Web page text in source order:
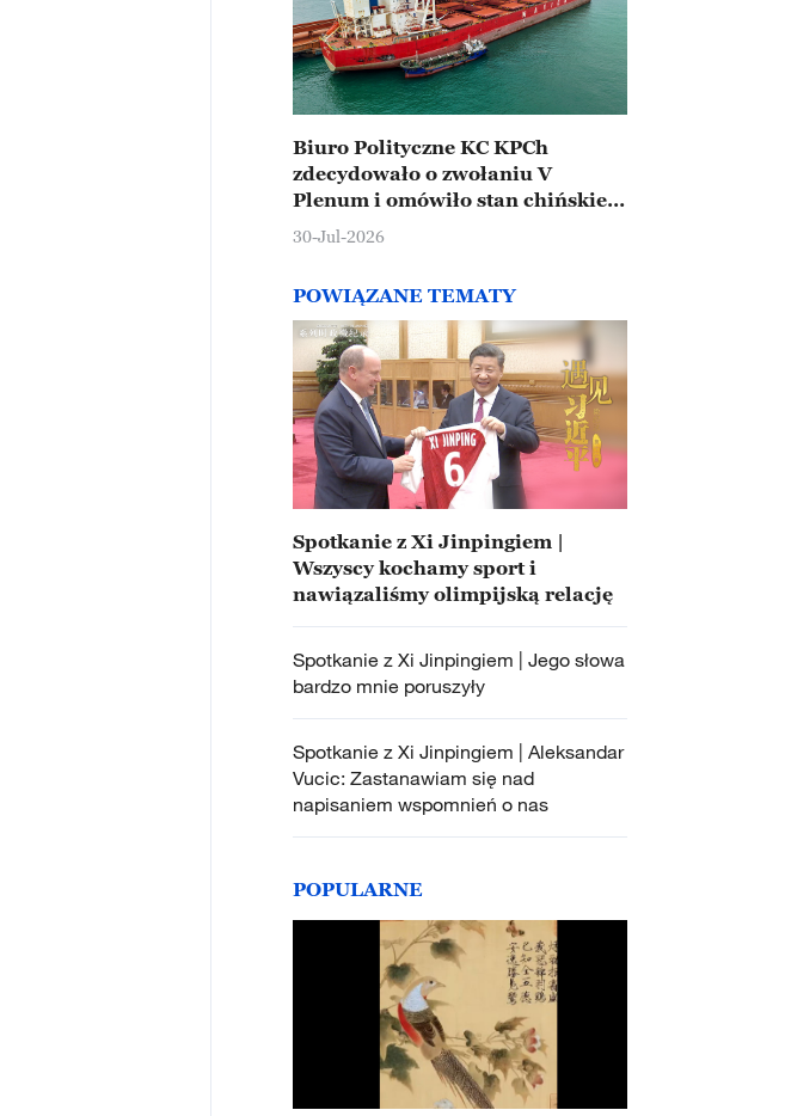
Biuro Polityczne KC KPCh
zdecydowało o zwołaniu V
Plenum i omówiło stan chińskiej
gospodarki
30-Jul-2026
POWIĄZANE TEMATY
Spotkanie z Xi Jinpingiem |
Wszyscy kochamy sport i
nawiązaliśmy olimpijską relację
Spotkanie z Xi Jinpingiem | Jego słowa
bardzo mnie poruszyły
Spotkanie z Xi Jinpingiem | Aleksandar
Vucic: Zastanawiam się nad
napisaniem wspomnień o nas
POPULARNE